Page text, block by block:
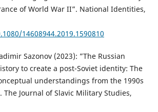
of World War II”. National Identities,
14608944.2019.1590810
Sazonov (2023): ”The Russian
to create a post-Soviet identity: The
understandings from the 1990s
The Journal of Slavic Military Studies,